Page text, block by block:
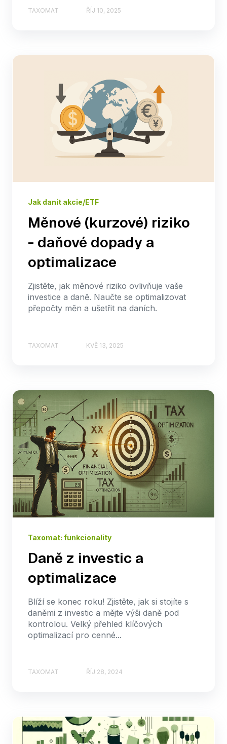
TAXOMAT ŘÍJ 10, 2025
Jak danit akcie/ETF
Měnové (kurzové) riziko
- daňové dopady a
optimalizace
Zjistěte, jak měnové riziko ovlivňuje vaše
investice a daně. Naučte se optimalizovat
přepočty měn a ušetřit na daních.
TAXOMAT KVĚ 13, 2025
Taxomat: funkcionality
Daně z investic a
optimalizace
Blíží se konec roku! Zjistěte, jak si stojíte s
daněmi z investic a mějte výši daně pod
kontrolou. Velký přehled klíčových
optimalizací pro cenné...
TAXOMAT ŘÍJ 28, 2024